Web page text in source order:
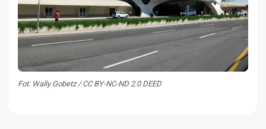
Fot. Wally Gobetz / CC BY-NC-ND 2.0 DEED